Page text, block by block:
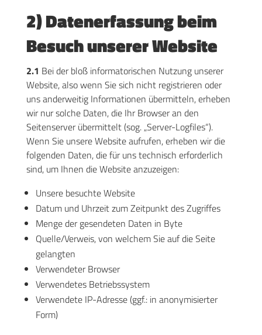
2) Datenerfassung beim
Besuch unserer Website
2.1 Bei der bloß informatorischen Nutzung unserer
Website, also wenn Sie sich nicht registrieren oder
uns anderweitig Informationen übermitteln, erheben
wir nur solche Daten, die Ihr Browser an den
Seitenserver übermittelt (sog. „Server-Logfiles“).
Wenn Sie unsere Website aufrufen, erheben wir die
folgenden Daten, die für uns technisch erforderlich
sind, um Ihnen die Website anzuzeigen:
Unsere besuchte Website
Datum und Uhrzeit zum Zeitpunkt des Zugriffes
Menge der gesendeten Daten in Byte
Quelle/Verweis, von welchem Sie auf die Seite
gelangten
Verwendeter Browser
Verwendetes Betriebssystem
Verwendete IP-Adresse (ggf.: in anonymisierter
Form)